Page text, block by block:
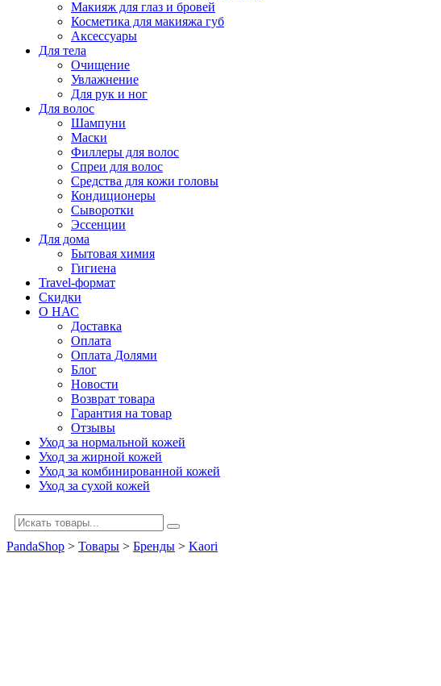
Макияж для глаз и бровей
Косметика для макияжа губ
Аксессуары
Для тела
Очищение
Увлажнение
Для рук и ног
Для волос
Шампуни
Маски
Филлеры для волос
Спреи для волос
Средства для кожи головы
Кондиционеры
Сыворотки
Эссенции
Для дома
Бытовая химия
Гигиена
Travel-формат
Скидки
О НАС
Доставка
Оплата
Оплата Долями
Блог
Новости
Возврат товара
Гарантия на товар
Отзывы
Уход за нормальной кожей
Уход за жирной кожей
Уход за комбинированной кожей
Уход за сухой кожей
PandaShop > Товары > Бренды > Kaori